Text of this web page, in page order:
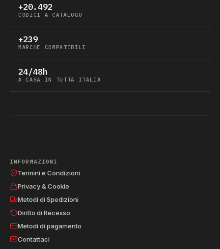
+20.492
CODICI A CATALOGO
+239
MARCHE COMPATIBILI
24/48h
A CASA IN TUTTA ITALIA
INFORMAZIONI
Termini e Condizioni
Privacy & Cookie
Metodi di Spedizioni
Diritto di Recesso
Metodi di pagamento
Contattaci